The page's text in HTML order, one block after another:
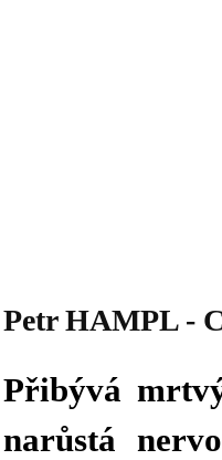
Petr HAMPL -
Přibývá
narůstá